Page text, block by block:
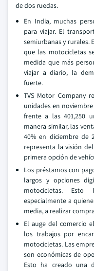
de dos ruedas.
En India, muchas
para viajar. El
semiurbanas y rurales.
que las motocicletas
medida que más
viajar a diario, la
fuerte.
TVS Motor Company
unidades en
frente a las 401,250
manera similar, las
40% en diciembre de
representa la visión
primera opción de
Los préstamos con
largos y opciones
motocicletas.
especialmente a
media, a realizar
El auge del comercio
los trabajos por
motocicletas. Las
son económicas de
Esto ha creado una